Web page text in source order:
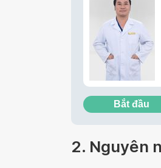
Bắt đầu
2. Nguyên